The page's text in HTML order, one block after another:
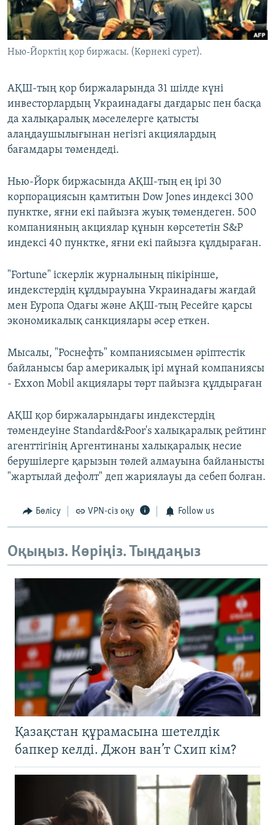
ЖАЗЫЛЫҢЫЗ
Нью-Йорктің қор биржасы. (Көрнекі сурет).
АҚШ-тың қор биржаларында 31 шілде күні
инвесторлардың Украинадағы дағдарыс пен басқа
да халықаралық мәселелерге қатысты
алаңдаушылығынан негізгі акциялардың
бағамдары төмендеді.
Нью-Йорк биржасында АҚШ-тың ең ірі 30
корпорациясын қамтитын Dow Jones индексі 300
пунктке, яғни екі пайызға жуық төмендеген. 500
компанияның акциялар құнын көрсететін S&P
индексі 40 пунктке, яғни екі пайызға құлдыраған.
"Fortune" іскерлік журналының пікірінше,
индекстердің құлдырауына Украинадағы жағдай
мен Еуропа Одағы және АҚШ-тың Ресейге қарсы
экономикалық санкциялары әсер еткен.
Мысалы, "Роснефть" компаниясымен әріптестік
байланысы бар америкалық ірі мұнай компаниясы
- Exxon Mobil акциялары төрт пайызға құлдыраған
АҚШ қор биржаларындағы индекстердің
төмендеуіне Standard&Poor's халықаралық рейтинг
агенттігінің Аргентинаны халықаралық несие
берушілерге қарызын төлей алмауына байланысты
"жартылай дефолт" деп жариялауы да себеп болған.
Бөлісу VPN-сіз оқу Follow us
Оқыңыз. Көріңіз. Тыңдаңыз
Қазақстан құрамасына шетелдік
бапкер келді. Джон ван’т Схип кім?